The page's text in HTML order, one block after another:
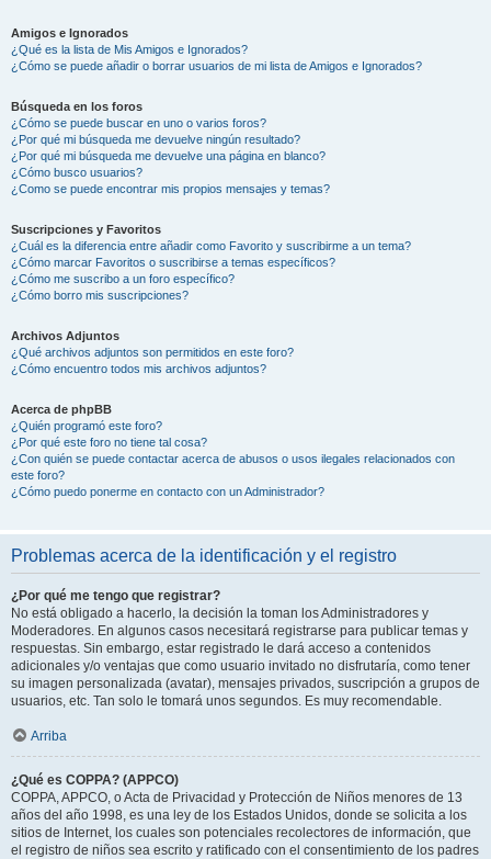
Amigos e Ignorados
¿Qué es la lista de Mis Amigos e Ignorados?
¿Cómo se puede añadir o borrar usuarios de mi lista de Amigos e Ignorados?
Búsqueda en los foros
¿Cómo se puede buscar en uno o varios foros?
¿Por qué mi búsqueda me devuelve ningún resultado?
¿Por qué mi búsqueda me devuelve una página en blanco?
¿Cómo busco usuarios?
¿Como se puede encontrar mis propios mensajes y temas?
Suscripciones y Favoritos
¿Cuál es la diferencia entre añadir como Favorito y suscribirme a un tema?
¿Cómo marcar Favoritos o suscribirse a temas específicos?
¿Cómo me suscribo a un foro específico?
¿Cómo borro mis suscripciones?
Archivos Adjuntos
¿Qué archivos adjuntos son permitidos en este foro?
¿Cómo encuentro todos mis archivos adjuntos?
Acerca de phpBB
¿Quién programó este foro?
¿Por qué este foro no tiene tal cosa?
¿Con quién se puede contactar acerca de abusos o usos ilegales relacionados con
este foro?
¿Cómo puedo ponerme en contacto con un Administrador?
Problemas acerca de la identificación y el registro
¿Por qué me tengo que registrar?
No está obligado a hacerlo, la decisión la toman los Administradores y
Moderadores. En algunos casos necesitará registrarse para publicar temas y
respuestas. Sin embargo, estar registrado le dará acceso a contenidos
adicionales y/o ventajas que como usuario invitado no disfrutaría, como tener
su imagen personalizada (avatar), mensajes privados, suscripción a grupos de
usuarios, etc. Tan solo le tomará unos segundos. Es muy recomendable.
Arriba
¿Qué es COPPA? (APPCO)
COPPA, APPCO, o Acta de Privacidad y Protección de Niños menores de 13
años del año 1998, es una ley de los Estados Unidos, donde se solicita a los
sitios de Internet, los cuales son potenciales recolectores de información, que
el registro de niños sea escrito y ratificado con el consentimiento de los padres